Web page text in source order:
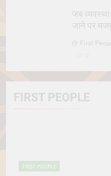
FIRST PEOPLE
FIRST PEOPLE
जब
जाने पर